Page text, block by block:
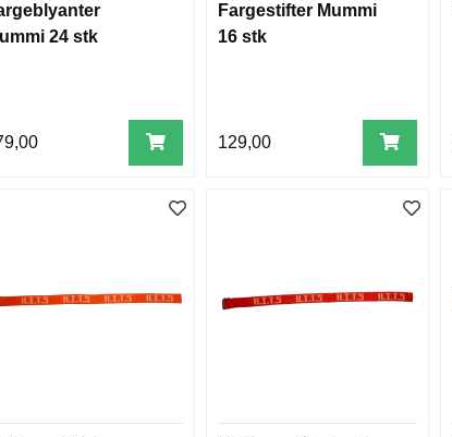
24 stk
Fargestifter Mummi
16 stk
129,00